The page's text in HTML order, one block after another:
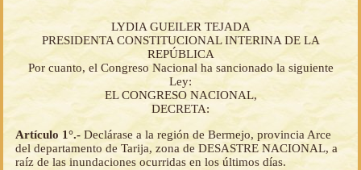
LYDIA GUEILER TEJADA
PRESIDENTA CONSTITUCIONAL INTERINA DE LA
REPÚBLICA
Por cuanto, el Congreso Nacional ha sancionado la siguiente
Ley:
EL CONGRESO NACIONAL,
DECRETA:
Artículo 1°.- Declárase a la región de Bermejo, provincia Arce
del departamento de Tarija, zona de DESASTRE NACIONAL, a
raíz de las inundaciones ocurridas en los últimos días.